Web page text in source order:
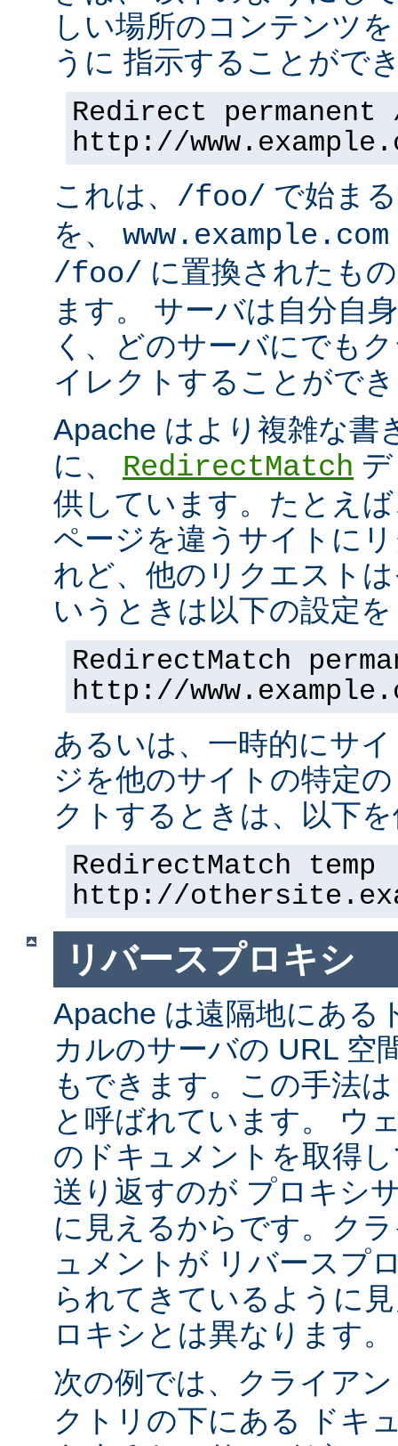
しい場所のコンテンツ
うに 指示することがで
Redirect
http://
これは、 /foo/ で始ま
を、 www.example.com
/foo/ に置換されたも
ます。 サーバは自分自
く、どのサーバにでも
イレクトすることがで
Apache はより複雑な書
に、 RedirectMatch
供しています。たとえ
ページを違うサイトに
れど、他のリクエスト
いうときは以下の設定
RedirectMatch
http://
あるいは、一時的にサ
ジを他のサイトの特定
クトするときは、以下
RedirectMatch
http://
リバースプロキシ
Apache は遠隔地にある
カルのサーバの URL 空
もできます。この手法は
と呼ばれています。 ウ
のドキュメントを取得
送り返すのが プロキシ
に見えるからです。ク
ュメントが リバースプ
られてきているように
ロキシとは異なります。
次の例では、クライア
クトリの下にある ドキ